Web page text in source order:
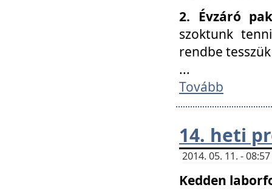
2. Évzáró
szoktunk
rendbe
...
Tovább
14. heti
2014. 05. 11. -
Kedden